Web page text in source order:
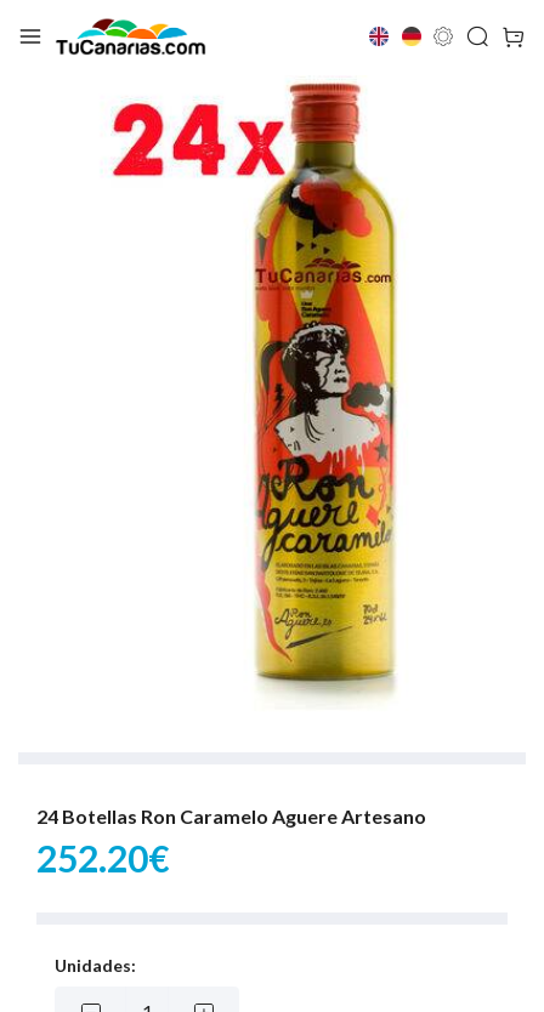
24 Botellas Ron Caramelo Aguere Artesano
252.20€
Unidades: